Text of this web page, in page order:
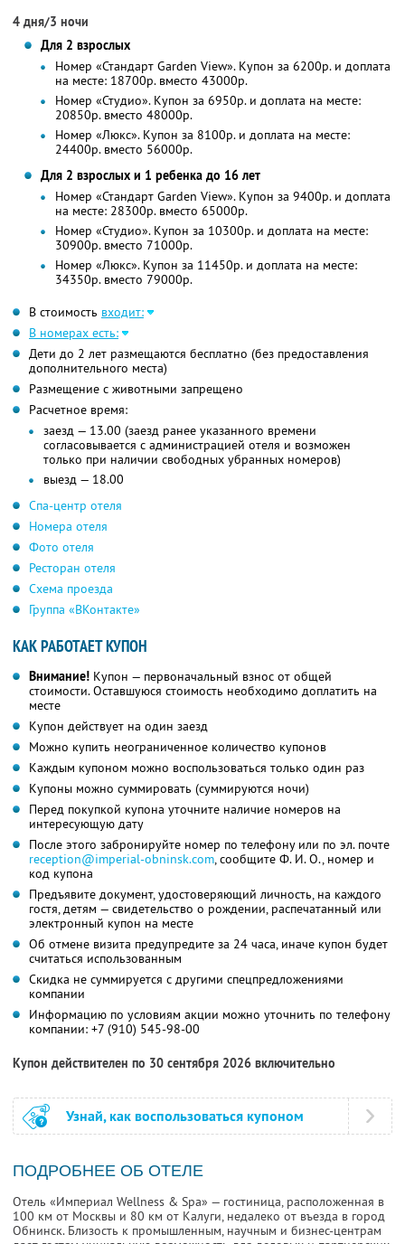
4 дня/3 ночи
Для 2 взрослых
Номер «Стандарт Garden View». Купон за 6200р. и доплата
на месте: 18700р. вместо 43000р.
Номер «Студио». Купон за 6950р. и доплата на месте:
20850р. вместо 48000р.
Номер «Люкс». Купон за 8100р. и доплата на месте:
24400р. вместо 56000р.
Для 2 взрослых и 1 ребенка до 16 лет
Номер «Стандарт Garden View». Купон за 9400р. и доплата
на месте: 28300р. вместо 65000р.
Номер «Студио». Купон за 10300р. и доплата на месте:
30900р. вместо 71000р.
Номер «Люкс». Купон за 11450р. и доплата на месте:
34350р. вместо 79000р.
В стоимость входит:
В номерах есть:
Дети до 2 лет размещаются бесплатно (без предоставления
дополнительного места)
Размещение с животными запрещено
Расчетное время:
заезд — 13.00 (заезд ранее указанного времени
согласовывается с администрацией отеля и возможен
только при наличии свободных убранных номеров)
выезд — 18.00
Спа-центр отеля
Номера отеля
Фото отеля
Ресторан отеля
Схема проезда
Группа «ВКонтакте»
КАК РАБОТАЕТ КУПОН
Внимание! Купон — первоначальный взнос от общей
стоимости. Оставшуюся стоимость необходимо доплатить на
месте
Купон действует на один заезд
Можно купить неограниченное количество купонов
Каждым купоном можно воспользоваться только один раз
Купоны можно суммировать (суммируются ночи)
Перед покупкой купона уточните наличие номеров на
интересующую дату
После этого забронируйте номер по телефону или по эл. почте
reception@imperial-obninsk.com,сообщите Ф. И. О.,номер и
код купона
Предъявите документ, удостоверяющий личность, на каждого
гостя, детям — свидетельство о рождении, распечатанный или
электронный купон на месте
Об отмене визита предупредите за 24 часа, иначе купон будет
считаться использованным
Скидка не суммируется с другими спецпредложениями
компании
Информацию по условиям акции можно уточнить по телефону
компании: +7 (910) 545-98-00
Купон действителен по 30 сентября 2026 включительно
Узнай, как воспользоваться купоном
ПОДРОБНЕЕ ОБ ОТЕЛЕ
Отель «Империал Wellness & Spa» — гостиница, расположенная в
100 км от Москвы и 80 км от Калуги, недалеко от въезда в город
Обнинск. Близость к промышленным, научным и бизнес-центрам